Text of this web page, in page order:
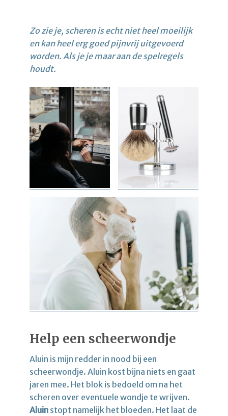
Zo zie je, scheren is echt niet heel moeilijk
en kan heel erg goed pijnvrij uitgevoerd
worden. Als je je maar aan de spelregels
houdt.
Help een scheerwondje
Aluin is mijn redder in nood bij een
scheerwondje. Aluin kost bijna niets en gaat
jaren mee. Het blok is bedoeld om na het
scheren over eventuele wondje te wrijven.
Aluin stopt namelijk het bloeden. Het laat de